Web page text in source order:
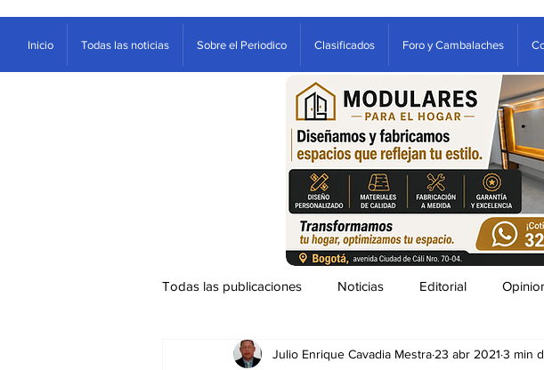
Inicio Todas las noticias Sobre el Periodico Clasificados Foro y Cambalaches
Todas las publicaciones Noticias Editorial
Ventana Sociales Entretenimiento
Julio Enrique Cavadia Mestra 23 abr 2021 3 min